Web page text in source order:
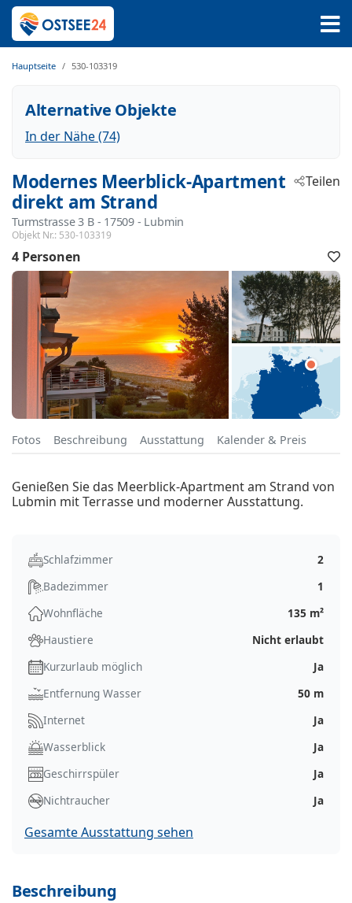
Hauptseite 530-103319
Alternative Objekte
In der Nähe (74)
Modernes Meerblick-Apartment
direkt am Strand
Turmstrasse 3 B - 17509 - Lubmin
Objekt Nr.: 530-103319
Teilen
4 Personen
Fotos Beschreibung Ausstattung Kalender & Preis
Genießen Sie das Meerblick-Apartment am Strand von
Lubmin mit Terrasse und moderner Ausstattung.
Schlafzimmer
2
Badezimmer
1
Wohnfläche
135 m²
Haustiere
Nicht erlaubt
Kurzurlaub möglich
Ja
Entfernung Wasser
50 m
Internet
Ja
Wasserblick
Ja
Geschirrspüler
Ja
Nichtraucher
Ja
Gesamte Ausstattung sehen
Beschreibung